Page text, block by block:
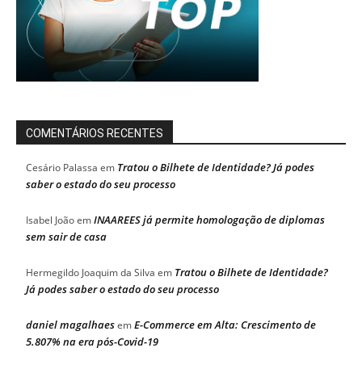
COMENTÁRIOS RECENTES
Cesário Palassa em Tratou o Bilhete de Identidade? Já podes
saber o estado do seu processo
Isabel JoãoemINAAREES já permite homologação de diplomas
sem sair de casa
Hermegildo Joaquim da Silva em Tratou o Bilhete de Identidade?
Já podes saber o estado do seu processo
daniel magalhaesemE-Commerce em Alta: Crescimento de
5.807% na era pós-Covid-19